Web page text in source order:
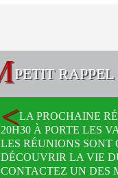
PETIT
LA PROCHAINE
20H30 À PORTE LES
LES RÉUNIONS SONT
DÉCOUVRIR LA VIE
CONTACTEZ UN DES